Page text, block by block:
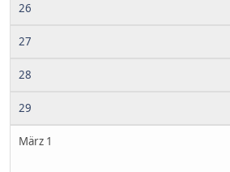
26
27
28
29
März 1